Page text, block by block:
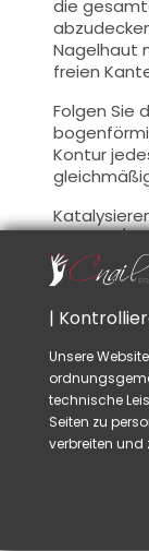
die
Nagelhaut
freien
Folgen Sie
Kontur
UV- und/
Matte-
einige
Aushärtung :
|
Unsere
technische
Seiten zu
verbreiten und